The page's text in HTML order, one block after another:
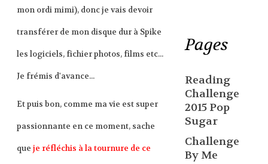
mon ordi mimi), donc je vais devoir
transférer de mon disque dur à Spike
les logiciels, fichier photos, films etc...
Je frémis d'avance...
Et puis bon, comme ma vie est super
passionnante en ce moment, sache
que je réfléchis à la tournure de ce
Pages
Reading
Challenge
2015 Pop
Sugar
Challenge
By Me